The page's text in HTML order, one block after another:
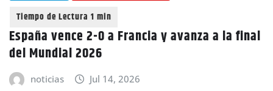
España vence 2-0 a Francia y avanza a la final
del Mundial 2026
noticias Jul 14, 2026